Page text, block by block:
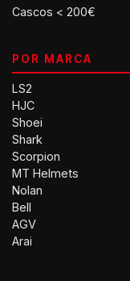
Cascos < 200€
POR MARCA
LS2
HJC
Shoei
Shark
Scorpion
MT Helmets
Nolan
Bell
AGV
Arai